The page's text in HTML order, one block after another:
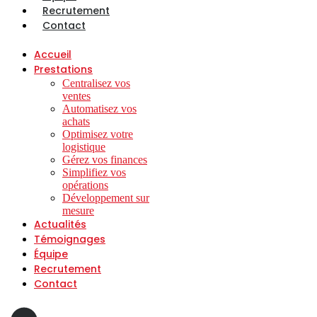
Recrutement
Contact
Accueil
Prestations
Centralisez vos
ventes
Automatisez vos
achats
Optimisez votre
logistique
Gérez vos finances
Simplifiez vos
opérations
Développement sur
mesure
Actualités
Témoignages
Équipe
Recrutement
Contact